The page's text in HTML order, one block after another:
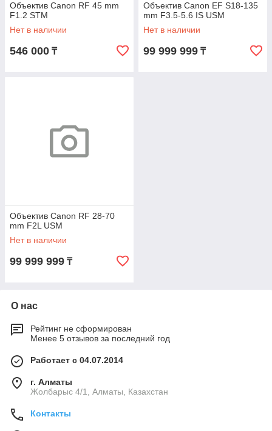
Объектив Canon RF 45 mm
F1.2 STM
Нет в наличии
546 000 ₸
Объектив Canon EF S18-135
mm F3.5-5.6 IS USM
Нет в наличии
99 999 999 ₸
Объектив Canon RF 28-70
mm F2L USM
Нет в наличии
99 999 999 ₸
О нас
Рейтинг не сформирован
Менее 5 отзывов за последний год
Работает с 04.07.2014
г. Алматы
Жолбарыс 4/1, Алматы, Казахстан
Контакты